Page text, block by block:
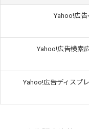
Yahoo!広
Yahoo!広告検索
Yahoo!広告ディスプ